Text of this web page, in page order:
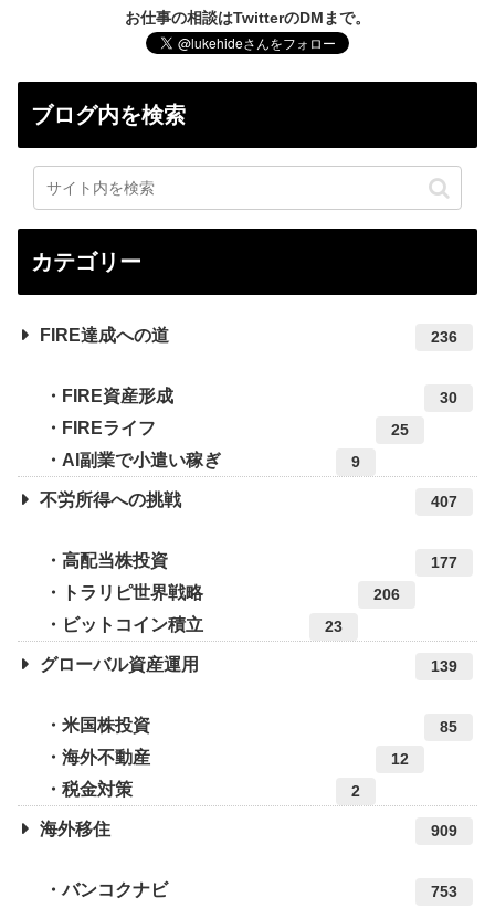
お仕事の相談はTwitterのDMまで。
ブログ内を検索
カテゴリー
FIRE達成への道 236
FIRE資産形成 30
FIREライフ 25
AI副業で小遣い稼ぎ 9
不労所得への挑戦 407
高配当株投資 177
トラリピ世界戦略 206
ビットコイン積立 23
グローバル資産運用 139
米国株投資 85
海外不動産 12
税金対策 2
海外移住 909
バンコクナビ 753